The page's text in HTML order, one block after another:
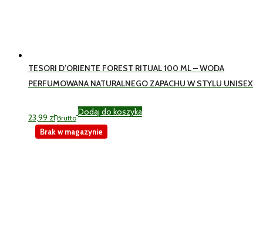
TESORI D’ORIENTE FOREST RITUAL 100 ML – WODA
PERFUMOWANA NATURALNEGO ZAPACHU W STYLU UNISEX
23,99 zł Brutto
Dodaj do koszyka
Brak w magazynie